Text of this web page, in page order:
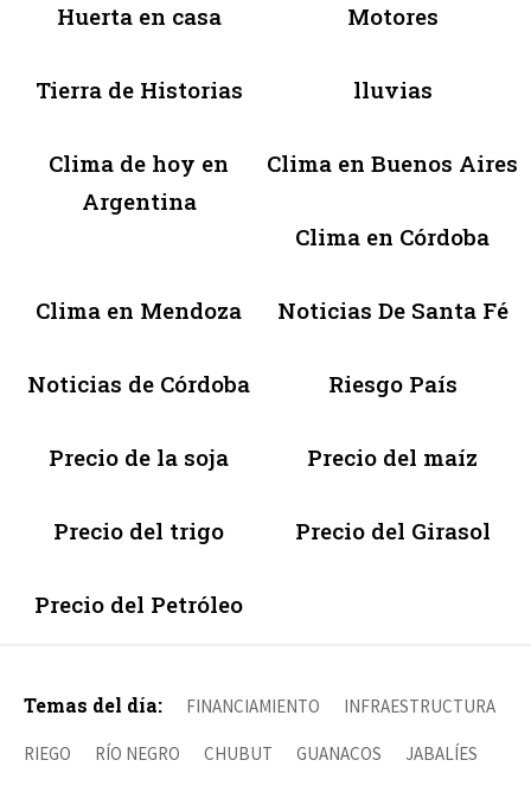
Huerta en casa Motores
Tierra de Historias lluvias
Clima de hoy en
Argentina
Clima en Buenos Aires
Clima en Córdoba
Clima en Mendoza Noticias De Santa Fé
Noticias de Córdoba Riesgo País
Precio de la soja Precio del maíz
Precio del trigo Precio del Girasol
Precio del Petróleo
Temas del día: FINANCIAMIENTO INFRAESTRUCTURA
RIEGO RÍO NEGRO CHUBUT GUANACOS JABALÍES